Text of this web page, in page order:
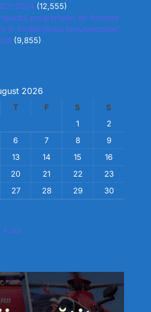
2024 (12,555)
programelor de formare
în învățământul preuniversitar”
(9,855)
2026
T F S
S
1
2
6 7 8
9
13 14 15
16
20 21 22
23
27 28 29
30
« Jul